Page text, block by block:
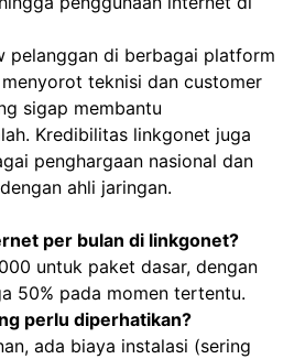
pelanggan di berbagai platform
teknisi dan customer
sigap membantu
Kredibilitas linkgonet juga
penghargaan nasional dan
ahli jaringan.
per bulan di linkgonet?
untuk paket dasar, dengan
50% pada momen tertentu.
perlu diperhatikan?
ada biaya instalasi (sering